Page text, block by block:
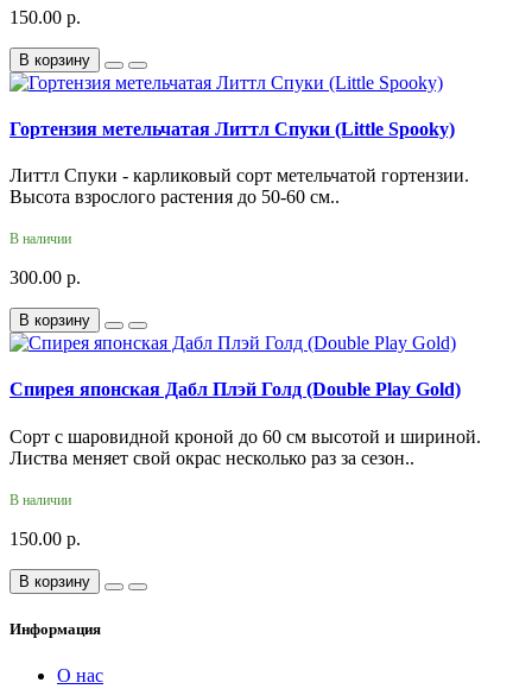
150.00 р.
В корзину
Гортензия метельчатая Литтл Спуки (Little Spooky)
Литтл Спуки - карликовый сорт метельчатой гортензии.
Высота взрослого растения до 50-60 см..
В наличии
300.00 р.
В корзину
Спирея японская Дабл Плэй Голд (Double Play Gold)
Сорт с шаровидной кроной до 60 см высотой и шириной.
Листва меняет свой окрас несколько раз за сезон..
В наличии
150.00 р.
В корзину
Информация
О нас